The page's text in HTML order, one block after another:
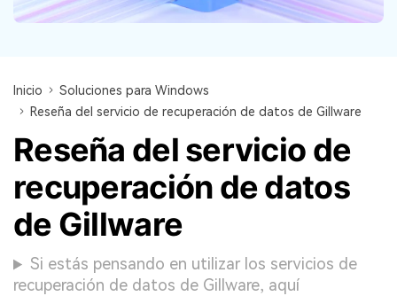
Repairit - Reparar Datos
UBackit - Respaldar Datos
Inicio
Soluciones para Windows
Reseña del servicio de recuperación de datos de Gillware
Reseña del servicio de
recuperación de datos
de Gillware
Si estás pensando en utilizar los servicios de
recuperación de datos de Gillware, aquí